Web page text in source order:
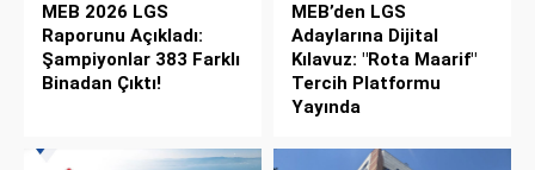
MEB 2026 LGS
Raporunu Açıkladı:
Şampiyonlar 383 Farklı
Binadan Çıktı!
MEB’den LGS
Adaylarına Dijital
Kılavuz: "Rota Maarif"
Tercih Platformu
Yayında